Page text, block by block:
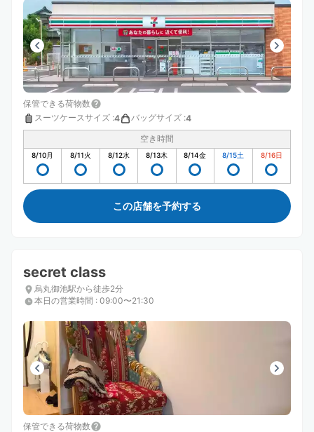
保管できる荷物数
スーツケースサイズ :4 バッグサイズ :4
空き時間
8/10月 8/11火 8/12水 8/13木 8/14金 8/15土 8/16日
この店舗を予約する
secret class
烏丸御池駅から徒歩2分
本日の営業時間 : 09:00〜21:30
保管できる荷物数